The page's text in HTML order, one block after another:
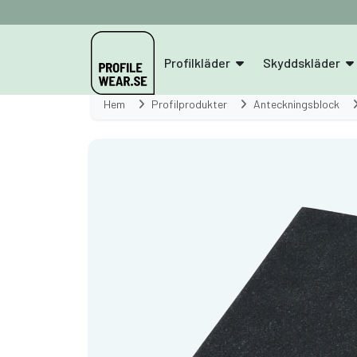
Profilkläder Skyddskläder
Hem Profilprodukter Anteckningsblock